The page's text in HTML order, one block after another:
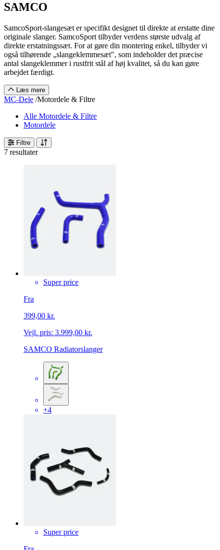
SAMCO
SamcoSport-slangesæt er specifikt designet til direkte at erstatte dine
originale slanger. SamcoSport tilbyder verdens største udvalg af
direkte erstatningssæt. For at gøre din montering enkel, tilbyder vi
også tilhørende „slangeklemmesæt", som indeholder det præcise
antal slangeklemmer i rustfrit stål af høj kvalitet, så du kan gøre
arbejdet færdigt.
Læs mere
MC-Dele /Motordele & Filtre
Alle Motordele & Filtre
Motordele
Filtre
7 resultater
Super price
Fra
399,00 kr.
Vejl. pris: 3.999,00 kr.
SAMCO Radiatorslanger
+4
Super price